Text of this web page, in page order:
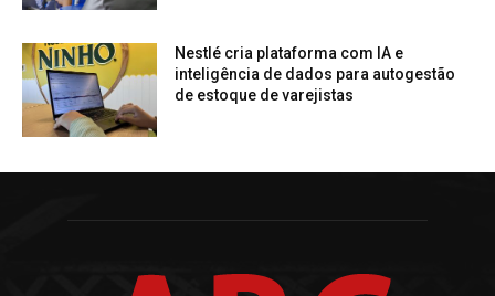
Nestlé cria plataforma com IA e
inteligência de dados para autogestão
de estoque de varejistas